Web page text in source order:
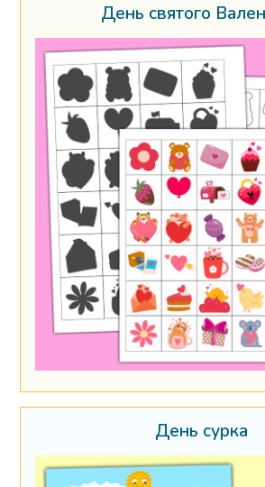
День святого
День сурка